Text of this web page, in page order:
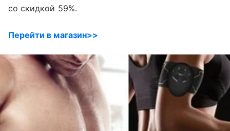
со скидкой 59%.
Перейти в магазин>>